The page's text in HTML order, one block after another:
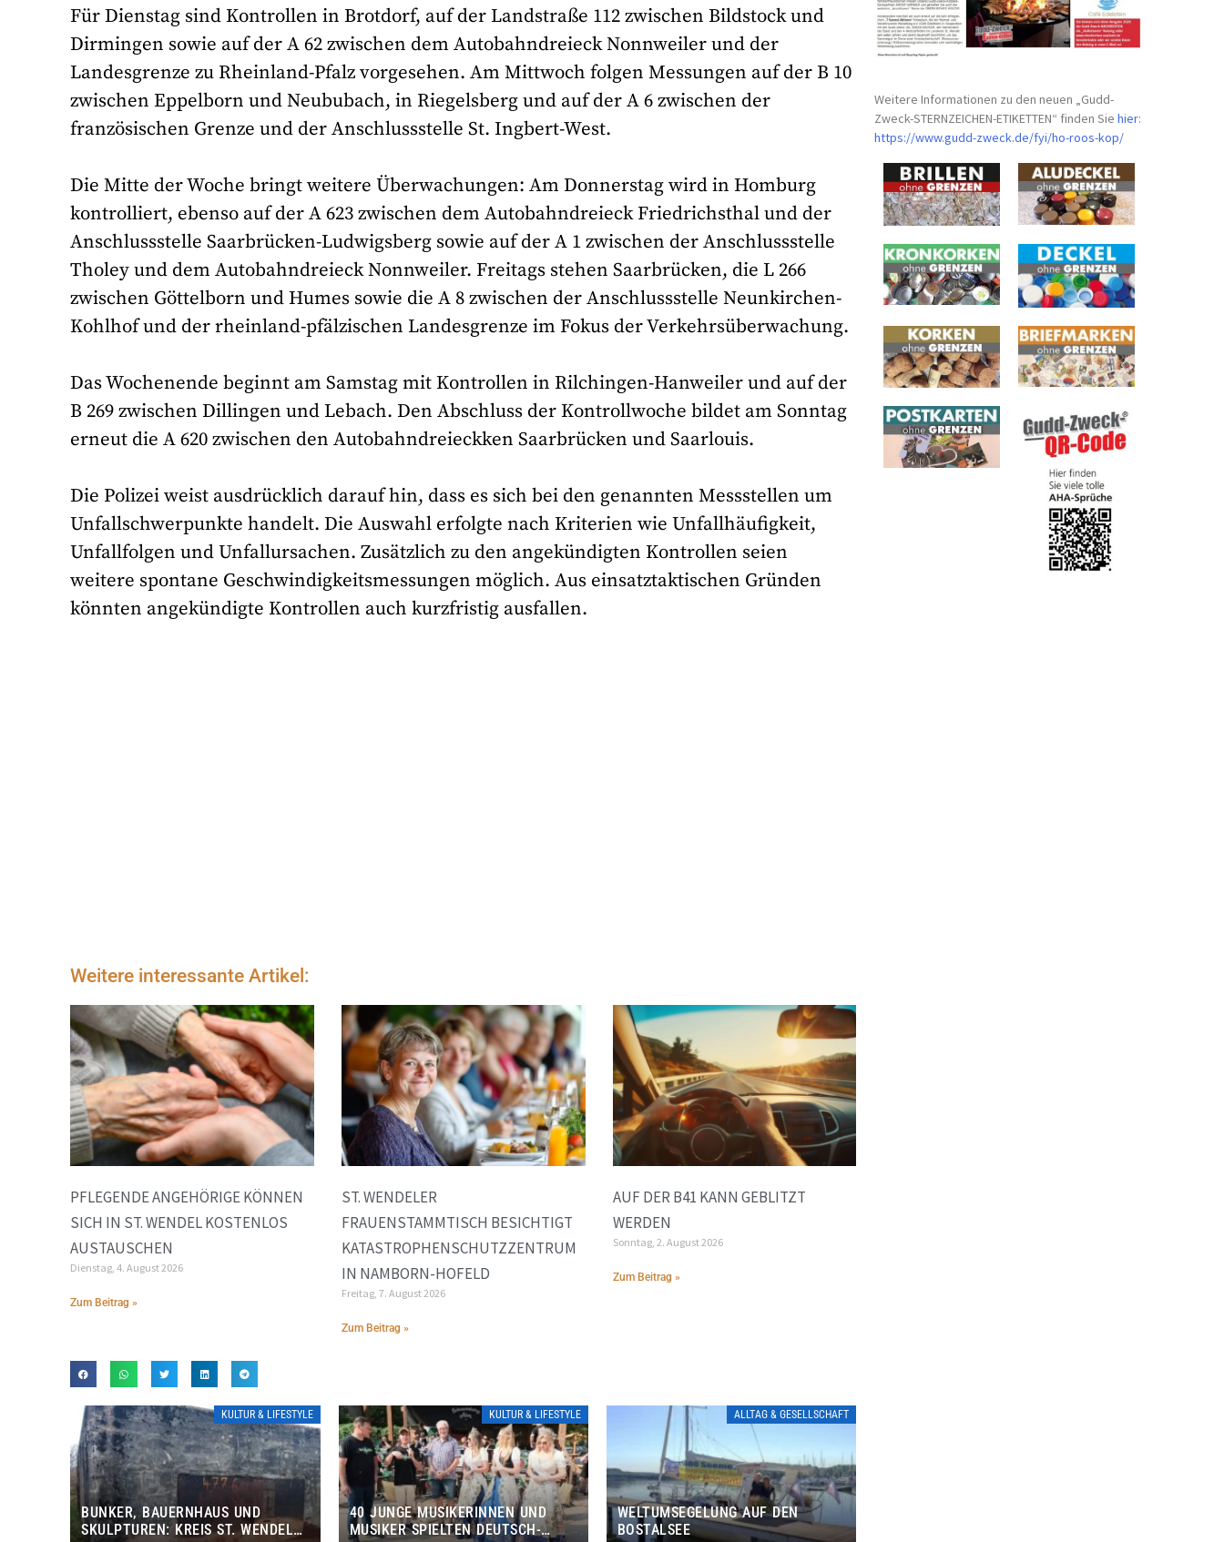
Für Dienstag sind Kontrollen in Brotdorf, auf der Landstraße 112 zwischen Bildstock und
Dirmingen sowie auf der A 62 zwischen dem Autobahndreieck Nonnweiler und der
Landesgrenze zu Rheinland-Pfalz vorgesehen. Am Mittwoch folgen Messungen auf der B 10
zwischen Eppelborn und Neububach, in Riegelsberg und auf der A 6 zwischen der
französischen Grenze und der Anschlussstelle St. Ingbert-West.
Die Mitte der Woche bringt weitere Überwachungen: Am Donnerstag wird in Homburg
kontrolliert, ebenso auf der A 623 zwischen dem Autobahndreieck Friedrichsthal und der
Anschlussstelle Saarbrücken-Ludwigsberg sowie auf der A 1 zwischen der Anschlussstelle
Tholey und dem Autobahndreieck Nonnweiler. Freitags stehen Saarbrücken, die L 266
zwischen Göttelborn und Humes sowie die A 8 zwischen der Anschlussstelle Neunkirchen-
Kohlhof und der rheinland-pfälzischen Landesgrenze im Fokus der Verkehrsüberwachung.
Das Wochenende beginnt am Samstag mit Kontrollen in Rilchingen-Hanweiler und auf der
B 269 zwischen Dillingen und Lebach. Den Abschluss der Kontrollwoche bildet am Sonntag
erneut die A 620 zwischen den Autobahndreieckken Saarbrücken und Saarlouis.
Die Polizei weist ausdrücklich darauf hin, dass es sich bei den genannten Messstellen um
Unfallschwerpunkte handelt. Die Auswahl erfolgte nach Kriterien wie Unfallhäufigkeit,
Unfallfolgen und Unfallursachen. Zusätzlich zu den angekündigten Kontrollen seien
weitere spontane Geschwindigkeitsmessungen möglich. Aus einsatztaktischen Gründen
könnten angekündigte Kontrollen auch kurzfristig ausfallen.
Weitere interessante Artikel:
PFLEGENDE ANGEHÖRIGE KÖNNEN
SICH IN ST. WENDEL KOSTENLOS
AUSTAUSCHEN
Dienstag, 4. August 2026
Zum Beitrag »
ST. WENDELER
FRAUENSTAMMTISCH BESICHTIGT
KATASTROPHENSCHUTZZENTRUM
IN NAMBORN-HOFELD
Freitag, 7. August 2026
Zum Beitrag »
AUF DER B41 KANN GEBLITZT
WERDEN
Sonntag, 2. August 2026
Zum Beitrag »
KULTUR & LIFESTYLE
BUNKER, BAUERNHAUS UND
SKULPTUREN: KREIS ST. WENDEL
KULTUR & LIFESTYLE
40 JUNGE MUSIKERINNEN UND
MUSIKER SPIELTEN DEUTSCH-
ALLTAG & GESELLSCHAFT
WELTUMSEGELUNG AUF DEN
BOSTALSEE
Weitere Informationen zu den neuen „Gudd-
Zweck-STERNZEICHEN-ETIKETTEN“ finden Siehier:
https://www.gudd-zweck.de/fyi/ho-roos-kop/